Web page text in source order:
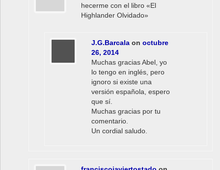
hecerme con el libro «El
Highlander Olvidado»
J.G.Barcala on octubre
26, 2014
Muchas gracias Abel, yo
lo tengo en inglés, pero
ignoro si existe una
versión española, espero
que sí.
Muchas gracias por tu
comentario.
Un cordial saludo.